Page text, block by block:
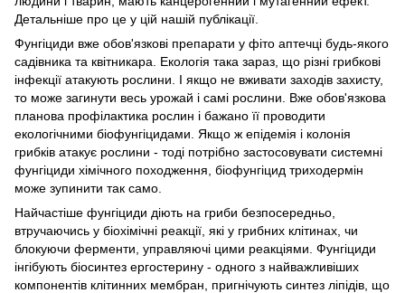
Детальніше про це у цій нашій публікації.
Фунгіциди вже обов'язкові препарати у фіто аптечці будь-якого
садівника та квітникара. Екологія така зараз, що різні грибкові
інфекції атакують рослини. І якщо не вживати заходів захисту,
то може загинути весь урожай і самі рослини. Вже обов'язкова
планова профілактика рослин і бажано її проводити
екологічними біофунгіцидами. Якщо ж епідемія і колонія
грибків атакує рослини - тоді потрібно застосовувати системні
фунгіциди хімічного походження, біофунгіцид триходермін
може зупинити так само.
Найчастіше фунгіциди діють на гриби безпосередньо,
втручаючись у біохімічні реакції, які у грибних клітинах, чи
блокуючи ферменти, управляючі цими реакціями. Фунгіциди
інгібують біосинтез ергостерину - одного з найважливіших
компонентів клітинних мембран, пригнічують синтез ліпідів, що